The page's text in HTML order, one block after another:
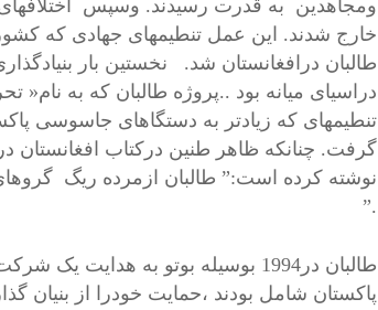
ومجاهدین به قدرت رسیدند. وسپس
خارج شدند. این عمل تنطیمهای جهادی که
طالبان درافغانستان شد. نخستین بار
دراسیای میانه بود ..پروژه طالبان که به
تنطیمهای که زیادتر به دستگاهای جاسوسی
گرفت. چنانکه ظاهر طنین درکتاب افغانستان
نوشته کرده است:” طالبان ازمرده ریگ
.”
طالبان در1994 بوسیله بوتو به
پاکستان شامل بودند ،حمایت خودرا از بنیان